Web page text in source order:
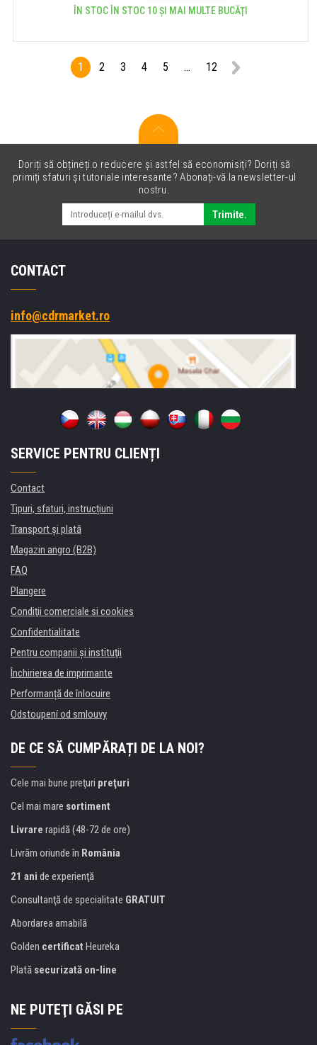
ÎN STOC ÎN STOC 10 ȘI MAI MULTE BUCĂŢI
1 2 3 4 5 ... 12
Doriți să obțineți o reducere și astfel să economisiți? Doriți să
primiți sfaturi și tutoriale interesante? Abonați-vă la newsletter-ul
nostru.
Trimite.
CONTACT
info@cdrmarket.ro
SERVICE PENTRU CLIENȚI
Contact
Tipuri, sfaturi, instrucțiuni
Transport şi plată
Magazin angro (B2B)
FAQ
Plangere
Condiţii comerciale si cookies
Confidentialitate
Pentru companii și instituţii
Închirierea de imprimante
Performanță de înlocuire
Odstoupení od smlouvy
DE CE SĂ CUMPĂRAȚI DE LA NOI?
Cele mai bune preţuri preţuri
Cel mai mare sortiment
Livrare rapidă (48-72 de ore)
Livrăm oriunde în România
21 ani de experienţă
Consultanţă de specialitate GRATUIT
Abordarea amabilă
Golden certificat Heureka
Plată securizată on-line
NE PUTEŢI GĂSI PE